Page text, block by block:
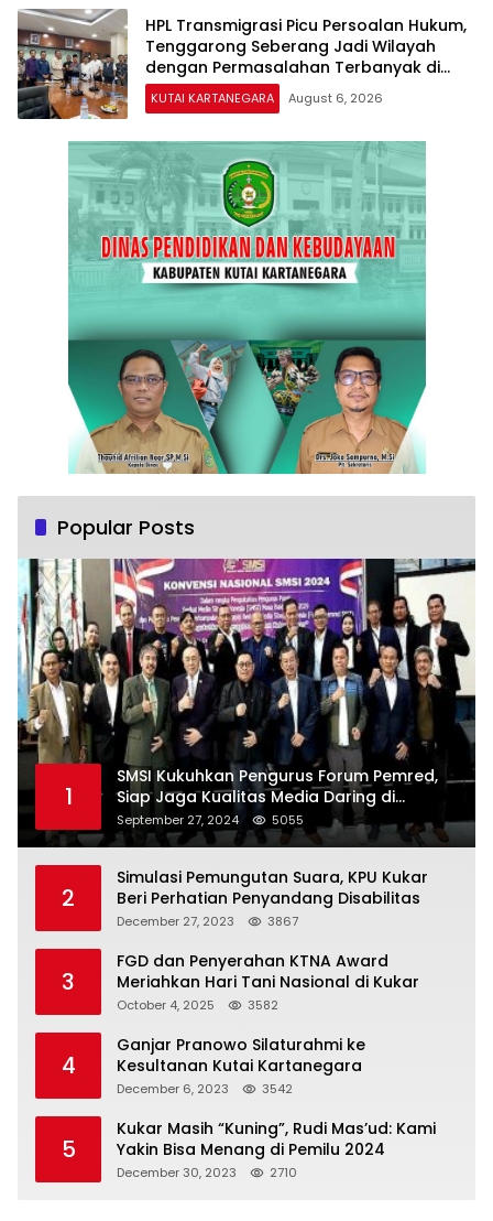
HPL Transmigrasi Picu Persoalan Hukum,
Tenggarong Seberang Jadi Wilayah
dengan Permasalahan Terbanyak di
Kukar
KUTAI KARTANEGARA August 6, 2026
Popular Posts
1
SMSI Kukuhkan Pengurus Forum Pemred,
Siap Jaga Kualitas Media Daring di
Indonesia
September 27, 2024 5055
2
Simulasi Pemungutan Suara, KPU Kukar
Beri Perhatian Penyandang Disabilitas
December 27, 2023 3867
3
FGD dan Penyerahan KTNA Award
Meriahkan Hari Tani Nasional di Kukar
October 4, 2025 3582
4
Ganjar Pranowo Silaturahmi ke
Kesultanan Kutai Kartanegara
December 6, 2023 3542
5
Kukar Masih “Kuning”, Rudi Mas’ud: Kami
Yakin Bisa Menang di Pemilu 2024
December 30, 2023 2710